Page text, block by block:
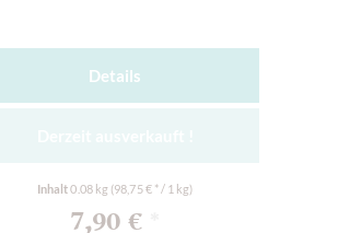
Details
Inhalt0.08 kg (98,75 € * / 1 kg)
7,90 €